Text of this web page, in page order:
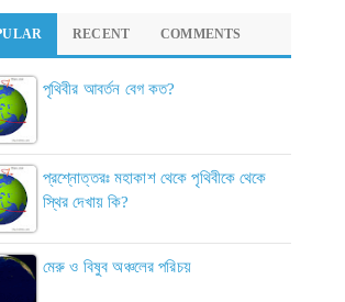
RECENT COMMENTS
পৃথিবীর আবর্তন বেগ কত?
প্রশ্নোত্তরঃ মহাকাশ থেকে পৃথিবীকে থেকে
স্থির দেখায় কি?
মেরু ও বিষুব অঞ্চলের পরিচয়